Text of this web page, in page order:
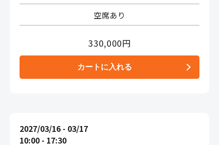
空席あり
330,000円
2027/03/16 - 03/17
10:00 - 17:30